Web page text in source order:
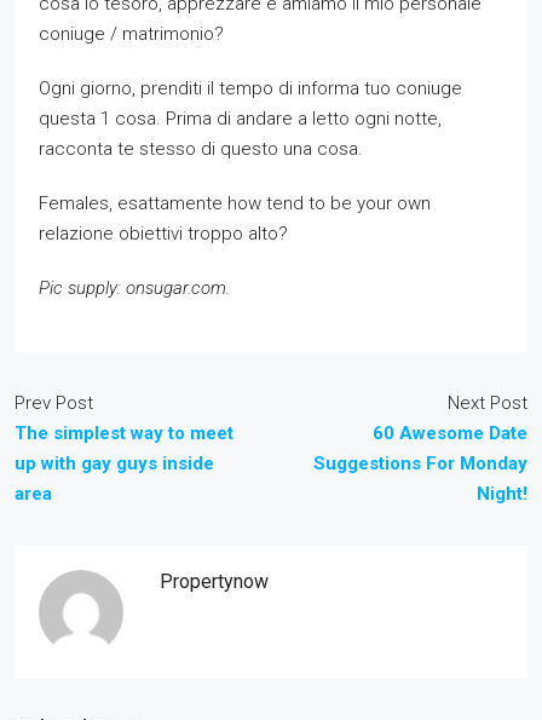
coniuge / matrimonio?
Ogni giorno, prenditi il ​​tempo di informa tuo coniuge
questa 1 cosa. Prima di andare a letto ogni notte,
racconta te stesso di questo una cosa.
Females, esattamente how tend to be your own
relazione obiettivi troppo alto?
Pic supply: onsugar.com.
Prev Post
The simplest way to meet
up with gay guys inside
area
Next Post
60 Awesome Date
Suggestions For Monday
Night!
Propertynow